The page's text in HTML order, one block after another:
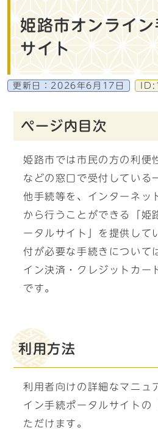
姫路市オンライ
サイト
更新日： 2026年6月17日
ページ内目次
姫路市では市民の方の利便
などの窓口で受付している
他手続等を、インターネッ
から行うことができる「姫
ータルサイト」を提供して
付が必要な手続きについて
イン決済・クレジットカー
です。
利用方法
利用者向けの詳細なマニュ
イン手続ポータルサイトの
ただけます。